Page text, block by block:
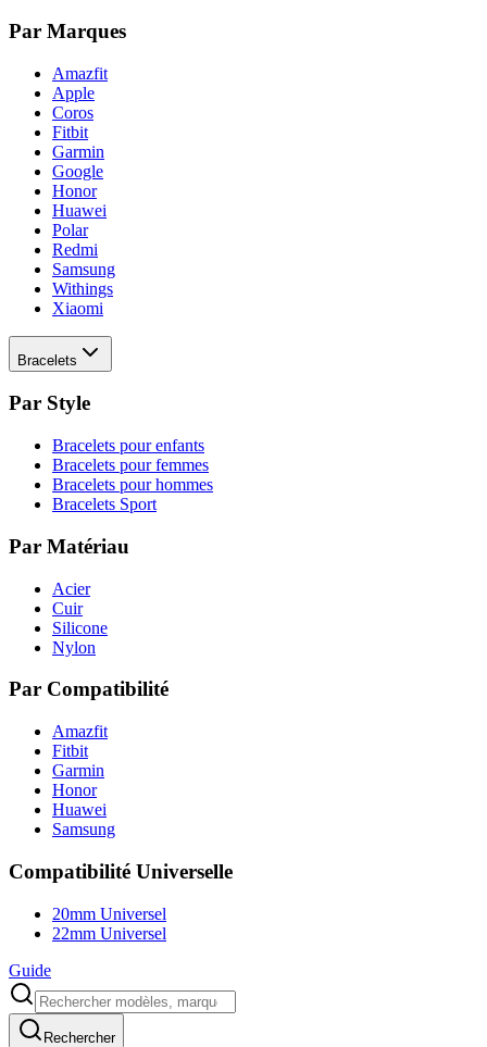
Par Marques
Amazfit
Apple
Coros
Fitbit
Garmin
Google
Honor
Huawei
Polar
Redmi
Samsung
Withings
Xiaomi
Bracelets
Par Style
Bracelets pour enfants
Bracelets pour femmes
Bracelets pour hommes
Bracelets Sport
Par Matériau
Acier
Cuir
Silicone
Nylon
Par Compatibilité
Amazfit
Fitbit
Garmin
Honor
Huawei
Samsung
Compatibilité Universelle
20mm Universel
22mm Universel
Guide
Rechercher